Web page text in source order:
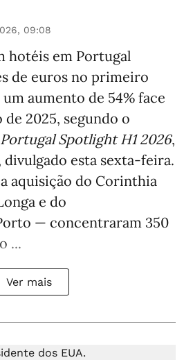
09:08
hotéis em Portugal
de euros no primeiro
aumento de 54% face
2025, segundo o
Spotlight H1 2026,
divulgado esta sexta-feira.
aquisição do Corinthia
e do
— concentraram 350
...
Ver mais